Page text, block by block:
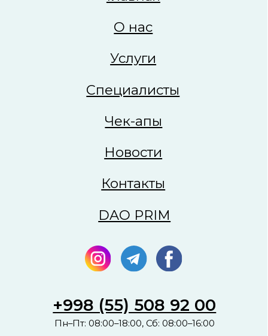
Copyright © 2026 iac-tashkent. Все права защищены
Политика конфиденциальности